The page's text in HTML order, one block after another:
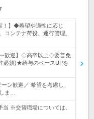
！】◆希望や適性に応じ
コンテナ荷役、運行管理、
ー歓迎】◇高卒以上◇要普免
必須)★給与のベースUPを
ン歓迎／ 希望を考慮し、
ま…
当 ※交替職場については、